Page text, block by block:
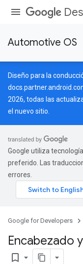
Automotive OS
Diseño para la
2026, todas las
el nuevo sitio.
Google utiliza
preferido. Las
errores.
Google for Developers
Encabezado
bookmark_border